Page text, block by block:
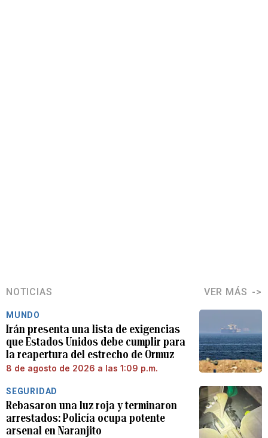
NOTICIAS VER MÁS
MUNDO
Irán presenta una lista de exigencias
que Estados Unidos debe cumplir para
la reapertura del estrecho de Ormuz
8 de agosto de 2026 a las 1:09 p.m.
SEGURIDAD
Rebasaron una luz roja y terminaron
arrestados: Policía ocupa potente
arsenal en Naranjito